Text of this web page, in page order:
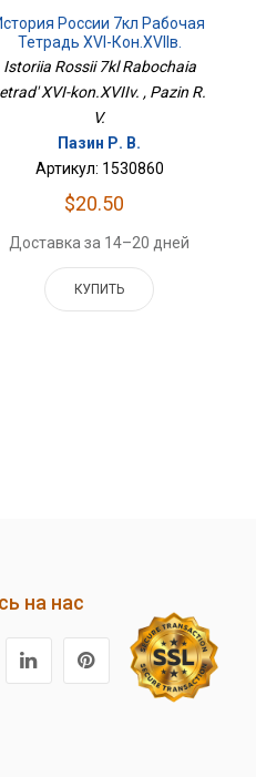
России 7кл Рабочая
Тетрадь XVI-Кон.XVIIв.
Istoriia Rossii 7kl Rabochaia
XVI-kon.XVIIv. , Pazin R.
V.
Пазин Р. В.
Артикул: 1530860
$20.50
Доставка за 14–20 дней
КУПИТЬ
на нас